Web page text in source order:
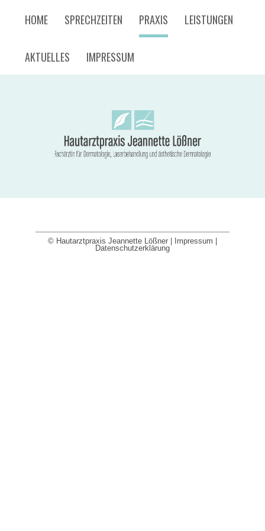
HOME SPRECHZEITEN PRAXIS LEISTUNGEN
AKTUELLES IMPRESSUM
© Hautarztpraxis Jeannette Lößner | Impressum |
Datenschutzerklärung